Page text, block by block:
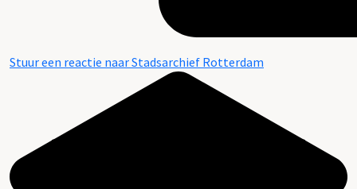
Stuur een reactie naar Stadsarchief Rotterdam